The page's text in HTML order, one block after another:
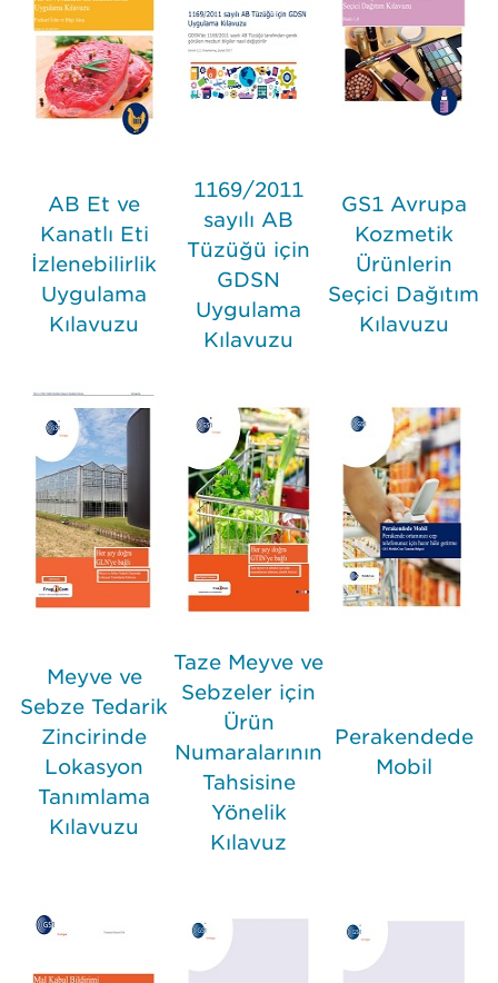
AB Et ve
Kanatlı Eti
İzlenebilirlik
Uygulama
Kılavuzu
1169/2011
sayılı AB
Tüzüğü için
GDSN
Uygulama
Kılavuzu
GS1 Avrupa
Kozmetik
Ürünlerin
Seçici Dağıtım
Kılavuzu
Meyve ve
Sebze Tedarik
Zincirinde
Lokasyon
Tanımlama
Kılavuzu
Taze Meyve ve
Sebzeler için
Ürün
Numaralarının
Tahsisine
Yönelik
Kılavuz
Perakendede
Mobil